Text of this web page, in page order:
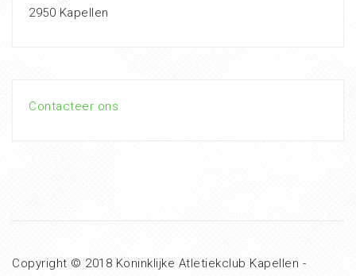
2950 Kapellen
Contacteer ons
Copyright © 2018 Koninklijke Atletiekclub Kapellen -